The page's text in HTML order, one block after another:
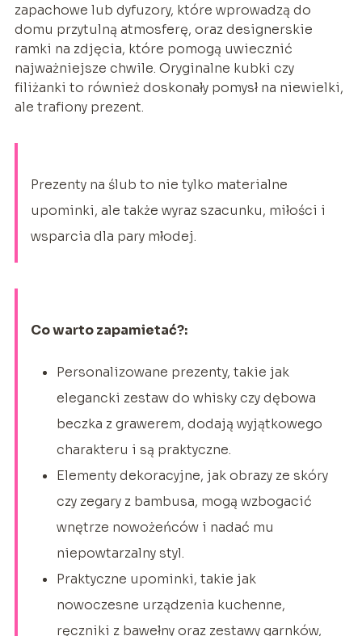
zapachowe lub dyfuzory, które wprowadzą do
domu przytulną atmosferę, oraz designerskie
ramki na zdjęcia, które pomogą uwiecznić
najważniejsze chwile. Oryginalne kubki czy
filiżanki to również doskonały pomysł na niewielki,
ale trafiony prezent.
Prezenty na ślub to nie tylko materialne
upominki, ale także wyraz szacunku, miłości i
wsparcia dla pary młodej.
Co warto zapamietać?:
Personalizowane prezenty, takie jak
elegancki zestaw do whisky czy dębowa
beczka z grawerem, dodają wyjątkowego
charakteru i są praktyczne.
Elementy dekoracyjne, jak obrazy ze skóry
czy zegary z bambusa, mogą wzbogacić
wnętrze nowożeńców i nadać mu
niepowtarzalny styl.
Praktyczne upominki, takie jak
nowoczesne urządzenia kuchenne,
ręczniki z bawełny oraz zestawy garnków,